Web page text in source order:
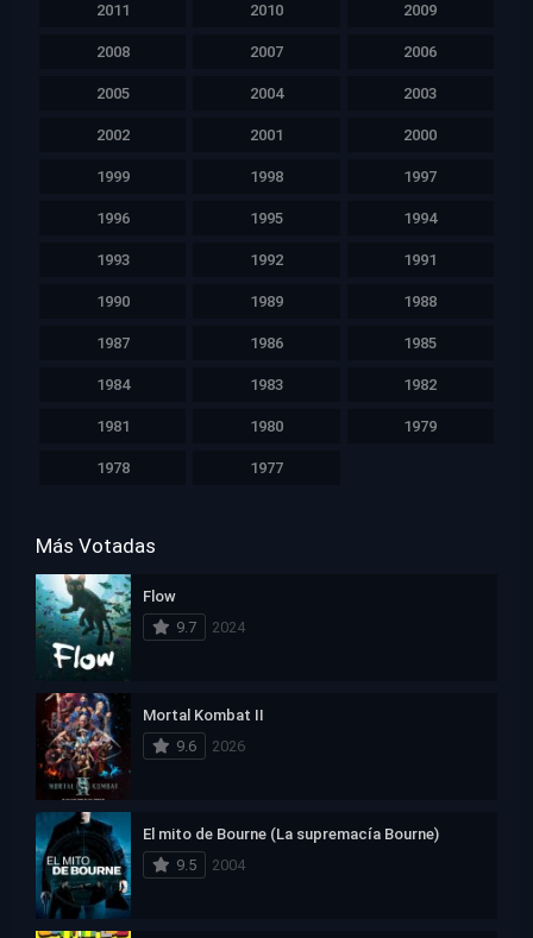
2011 2010 2009
2008 2007 2006
2005 2004 2003
2002 2001 2000
1999 1998 1997
1996 1995 1994
1993 1992 1991
1990 1989 1988
1987 1986 1985
1984 1983 1982
1981 1980 1979
1978 1977
Más Votadas
Flow
9.7
2024
Mortal Kombat II
9.6
2026
El mito de Bourne (La supremacía Bourne)
9.5
2004